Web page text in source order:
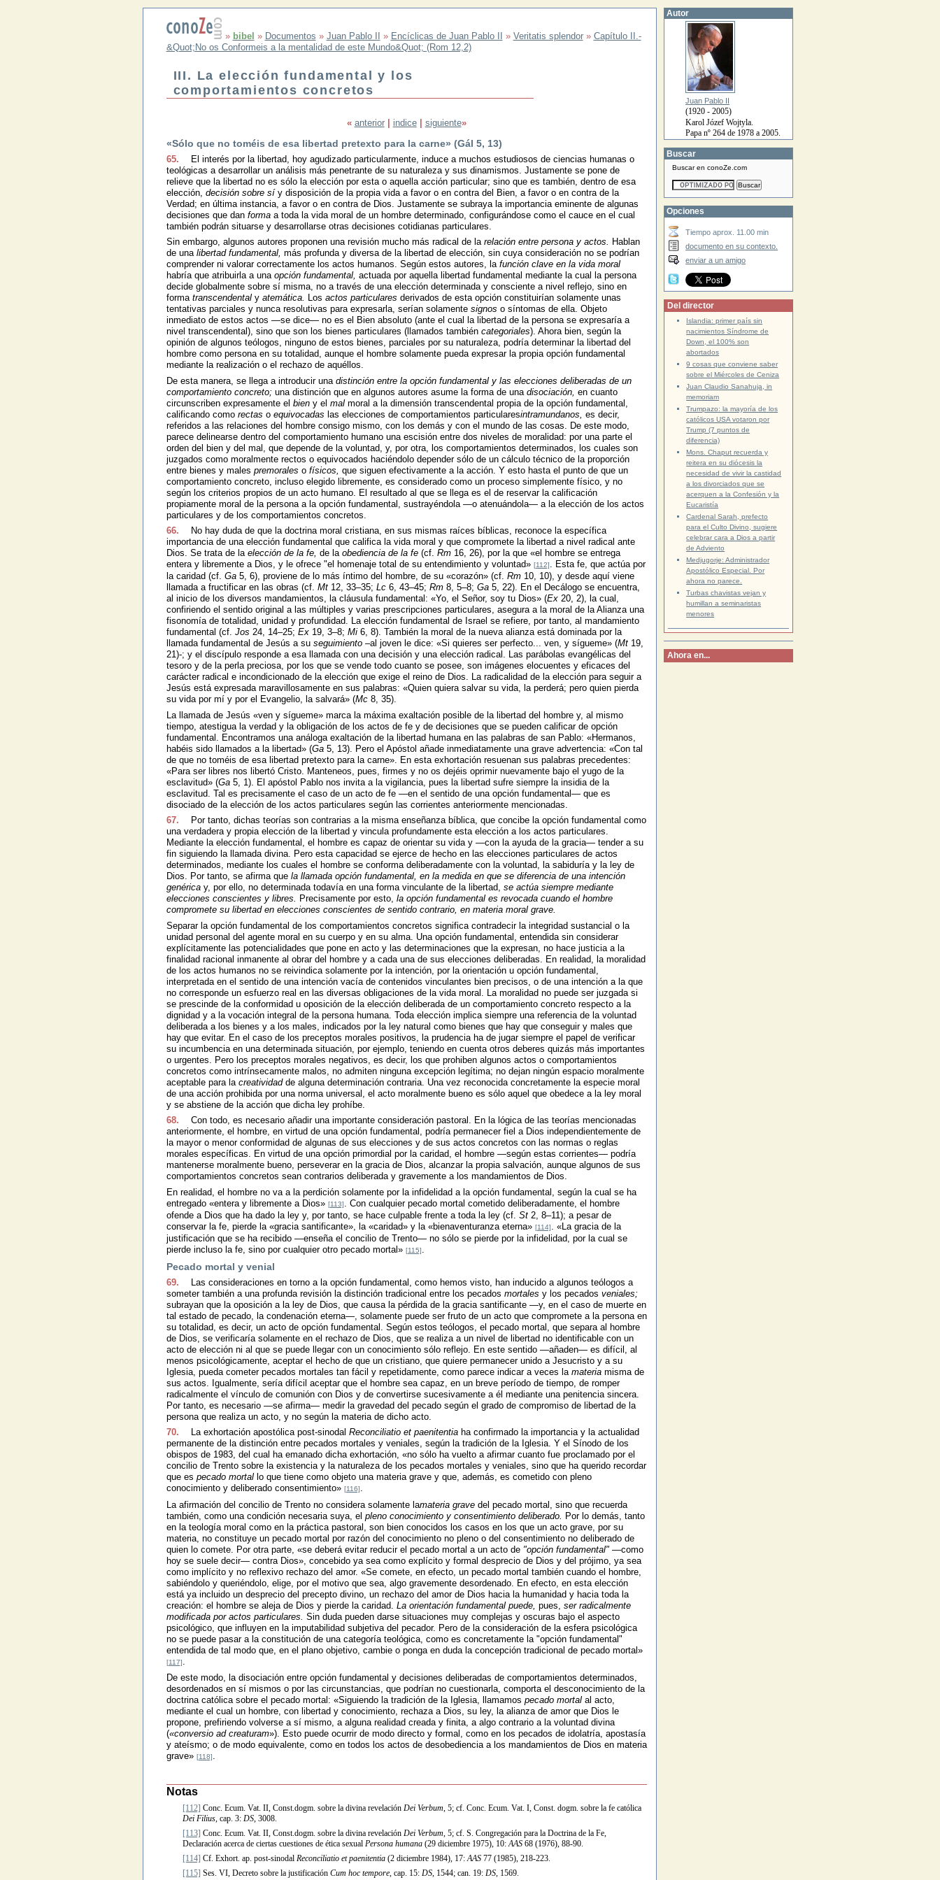
» bibel » Documentos » Juan Pablo II » Encíclicas de Juan Pablo II » Veritatis splendor» Capítulo II.-
&Quot;No os Conformeis a la mentalidad de este Mundo&Quot; (Rom 12,2)
III. La elección fundamental y los
comportamientos concretos
« anterior indice siguiente»
«Sólo que no toméis de esa libertad pretexto para la carne» (Gál 5, 13)
65.
El interés por la libertad, hoy agudizado particularmente, induce a muchos estudiosos de ciencias humanas o
teológicas a desarrollar un análisis más penetrante de su naturaleza y sus dinamismos. Justamente se pone de
relieve que la libertad no es sólo la elección por esta o aquella acción particular; sino que es también, dentro de esa
elección, decisión sobre síy disposición de la propia vida a favor o en contra del Bien, a favor o en contra de la
Verdad; en última instancia, a favor o en contra de Dios. Justamente se subraya la importancia eminente de algunas
decisiones que dan formaa toda la vida moral de un hombre determinado, configurándose como el cauce en el cual
también podrán situarse y desarrollarse otras decisiones cotidianas particulares.
Sin embargo, algunos autores proponen una revisión mucho más radical de la relación entre persona y actos. Hablan
de una libertad fundamental, más profunda y diversa de la libertad de elección, sin cuya consideración no se podrían
comprender ni valorar correctamente los actos humanos. Según estos autores, la función clave en la vida moral
habría que atribuirla a una opción fundamental, actuada por aquella libertad fundamental mediante la cual la persona
decide globalmente sobre sí misma, no a través de una elección determinada y consciente a nivel reflejo, sino en
forma transcendentaly atemática. Los actos particulares derivados de esta opción constituirían solamente unas
tentativas parciales y nunca resolutivas para expresarla, serían solamente signos o síntomas de ella. Objeto
inmediato de estos actos —se dice— no es el Bien absoluto (ante el cual la libertad de la persona se expresaría a
nivel transcendental), sino que son los bienes particulares (llamados también categoriales). Ahora bien, según la
opinión de algunos teólogos, ninguno de estos bienes, parciales por su naturaleza, podría determinar la libertad del
hombre como persona en su totalidad, aunque el hombre solamente pueda expresar la propia opción fundamental
mediante la realización o el rechazo de aquéllos.
De esta manera, se llega a introducir una distinción entre la opción fundamental y las elecciones deliberadas de un
comportamiento concreto; una distinción que en algunos autores asume la forma de una disociación, en cuanto
circunscriben expresamente el bieny el malmoral a la dimensión transcendental propia de la opción fundamental,
calificando como rectas o equivocadas las elecciones de comportamientos particularesintramundanos, es decir,
referidos a las relaciones del hombre consigo mismo, con los demás y con el mundo de las cosas. De este modo,
parece delinearse dentro del comportamiento humano una escisión entre dos niveles de moralidad: por una parte el
orden del bien y del mal, que depende de la voluntad, y, por otra, los comportamientos determinados, los cuales son
juzgados como moralmente rectos o equivocados haciéndolo depender sólo de un cálculo técnico de la proporción
entre bienes y males premorales o físicos, que siguen efectivamente a la acción. Y esto hasta el punto de que un
comportamiento concreto, incluso elegido libremente, es considerado como un proceso simplemente físico, y no
según los criterios propios de un acto humano. El resultado al que se llega es el de reservar la calificación
propiamente moral de la persona a la opción fundamental, sustrayéndola —o atenuándola— a la elección de los actos
particulares y de los comportamientos concretos.
66.
No hay duda de que la doctrina moral cristiana, en sus mismas raíces bíblicas, reconoce la específica
importancia de una elección fundamental que califica la vida moral y que compromete la libertad a nivel radical ante
Dios. Se trata de la elección de la fe, de la obediencia de la fe(cf. Rm16, 26), por la que «el hombre se entrega
entera y libremente a Dios, y le ofrece "el homenaje total de su entendimiento y voluntad» [112] . Esta fe, que actúa por
la caridad (cf. Ga5, 6), proviene de lo más íntimo del hombre, de su «corazón» (cf. Rm10, 10), y desde aquí viene
llamada a fructificar en las obras (cf. Mt12, 33–35; Lc6, 43–45; Rm8, 5–8; Ga5, 22). En el Decálogo se encuentra,
al inicio de los diversos mandamientos, la cláusula fundamental: «Yo, el Señor, soy tu Dios» (Ex20, 2), la cual,
confiriendo el sentido original a las múltiples y varias prescripciones particulares, asegura a la moral de la Alianza una
fisonomía de totalidad, unidad y profundidad. La elección fundamental de Israel se refiere, por tanto, al mandamiento
fundamental (cf. Jos 24, 14–25; Ex19, 3–8; Mi6, 8). También la moral de la nueva alianza está dominada por la
llamada fundamental de Jesús a su seguimiento–al joven le dice: «Si quieres ser perfecto... ven, y sígueme» (Mt19,
21)-; y el discípulo responde a esa llamada con una decisión y una elección radical. Las parábolas evangélicas del
tesoro y de la perla preciosa, por los que se vende todo cuanto se posee, son imágenes elocuentes y eficaces del
carácter radical e incondicionado de la elección que exige el reino de Dios. La radicalidad de la elección para seguir a
Jesús está expresada maravillosamente en sus palabras: «Quien quiera salvar su vida, la perderá; pero quien pierda
su vida por mí y por el Evangelio, la salvará» (Mc8, 35).
La llamada de Jesús «ven y sígueme» marca la máxima exaltación posible de la libertad del hombre y, al mismo
tiempo, atestigua la verdad y la obligación de los actos de fe y de decisiones que se pueden calificar de opción
fundamental. Encontramos una análoga exaltación de la libertad humana en las palabras de san Pablo: «Hermanos,
habéis sido llamados a la libertad» (Ga5, 13). Pero el Apóstol añade inmediatamente una grave advertencia: «Con tal
de que no toméis de esa libertad pretexto para la carne». En esta exhortación resuenan sus palabras precedentes:
«Para ser libres nos libertó Cristo. Manteneos, pues, firmes y no os dejéis oprimir nuevamente bajo el yugo de la
esclavitud» (Ga5, 1). El apóstol Pablo nos invita a la vigilancia, pues la libertad sufre siempre la insidia de la
esclavitud. Tal es precisamente el caso de un acto de fe —en el sentido de una opción fundamental— que es
disociado de la elección de los actos particulares según las corrientes anteriormente mencionadas.
67.
Por tanto, dichas teorías son contrarias a la misma enseñanza bíblica, que concibe la opción fundamental como
una verdadera y propia elección de la libertad y vincula profundamente esta elección a los actos particulares.
Mediante la elección fundamental, el hombre es capaz de orientar su vida y —con la ayuda de la gracia— tender a su
fin siguiendo la llamada divina. Pero esta capacidad se ejerce de hecho en las elecciones particulares de actos
determinados, mediante los cuales el hombre se conforma deliberadamente con la voluntad, la sabiduría y la ley de
Dios. Por tanto, se afirma que la llamada opción fundamental, en la medida en que se diferencia de una intención
genéricay, por ello, no determinada todavía en una forma vinculante de la libertad, se actúa siempre mediante
elecciones conscientes y libres. Precisamente por esto, la opción fundamental es revocada cuando el hombre
compromete su libertad en elecciones conscientes de sentido contrario, en materia moral grave.
Separar la opción fundamental de los comportamientos concretos significa contradecir la integridad sustancial o la
unidad personal del agente moral en su cuerpo y en su alma. Una opción fundamental, entendida sin considerar
explícitamente las potencialidades que pone en acto y las determinaciones que la expresan, no hace justicia a la
finalidad racional inmanente al obrar del hombre y a cada una de sus elecciones deliberadas. En realidad, la moralidad
de los actos humanos no se reivindica solamente por la intención, por la orientación u opción fundamental,
interpretada en el sentido de una intención vacía de contenidos vinculantes bien precisos, o de una intención a la que
no corresponde un esfuerzo real en las diversas obligaciones de la vida moral. La moralidad no puede ser juzgada si
se prescinde de la conformidad u oposición de la elección deliberada de un comportamiento concreto respecto a la
dignidad y a la vocación integral de la persona humana. Toda elección implica siempre una referencia de la voluntad
deliberada a los bienes y a los males, indicados por la ley natural como bienes que hay que conseguir y males que
hay que evitar. En el caso de los preceptos morales positivos, la prudencia ha de jugar siempre el papel de verificar
su incumbencia en una determinada situación, por ejemplo, teniendo en cuenta otros deberes quizás más importantes
o urgentes. Pero los preceptos morales negativos, es decir, los que prohiben algunos actos o comportamientos
concretos como intrínsecamente malos, no admiten ninguna excepción legítima; no dejan ningún espacio moralmente
aceptable para la creatividadde alguna determinación contraria. Una vez reconocida concretamente la especie moral
de una acción prohibida por una norma universal, el acto moralmente bueno es sólo aquel que obedece a la ley moral
y se abstiene de la acción que dicha ley prohíbe.
68.
Con todo, es necesario añadir una importante consideración pastoral. En la lógica de las teorías mencionadas
anteriormente, el hombre, en virtud de una opción fundamental, podría permanecer fiel a Dios independientemente de
la mayor o menor conformidad de algunas de sus elecciones y de sus actos concretos con las normas o reglas
morales específicas. En virtud de una opción primordial por la caridad, el hombre —según estas corrientes— podría
mantenerse moralmente bueno, perseverar en la gracia de Dios, alcanzar la propia salvación, aunque algunos de sus
comportamientos concretos sean contrarios deliberada y gravemente a los mandamientos de Dios.
En realidad, el hombre no va a la perdición solamente por la infidelidad a la opción fundamental, según la cual se ha
entregado «entera y libremente a Dios» [113]
. Con cualquier pecado mortal cometido deliberadamente, el hombre
ofende a Dios que ha dado la ley y, por tanto, se hace culpable frente a toda la ley (cf. St2, 8–11); a pesar de
conservar la fe, pierde la «gracia santificante», la «caridad» y la «bienaventuranza eterna» [114]
. «La gracia de la
justificación que se ha recibido —enseña el concilio de Trento— no sólo se pierde por la infidelidad, por la cual se
pierde incluso la fe, sino por cualquier otro pecado mortal» [115]
Pecado mortal y venial
69.
Las consideraciones en torno a la opción fundamental, como hemos visto, han inducido a algunos teólogos a
someter también a una profunda revisión la distinción tradicional entre los pecados mortales y los pecados veniales;
subrayan que la oposición a la ley de Dios, que causa la pérdida de la gracia santificante —y, en el caso de muerte en
tal estado de pecado, la condenación eterna—, solamente puede ser fruto de un acto que compromete a la persona en
su totalidad, es decir, un acto de opción fundamental. Según estos teólogos, el pecado mortal, que separa al hombre
de Dios, se verificaría solamente en el rechazo de Dios, que se realiza a un nivel de libertad no identificable con un
acto de elección ni al que se puede llegar con un conocimiento sólo reflejo. En este sentido —añaden— es difícil, al
menos psicológicamente, aceptar el hecho de que un cristiano, que quiere permanecer unido a Jesucristo y a su
Iglesia, pueda cometer pecados mortales tan fácil y repetidamente, como parece indicar a veces la materiamisma de
sus actos. Igualmente, sería difícil aceptar que el hombre sea capaz, en un breve período de tiempo, de romper
radicalmente el vínculo de comunión con Dios y de convertirse sucesivamente a él mediante una penitencia sincera.
Por tanto, es necesario —se afirma— medir la gravedad del pecado según el grado de compromiso de libertad de la
persona que realiza un acto, y no según la materia de dicho acto.
70.
La exhortación apostólica post-sinodal Reconciliatio et paenitentiaha confirmado la importancia y la actualidad
permanente de la distinción entre pecados mortales y veniales, según la tradición de la Iglesia. Y el Sínodo de los
obispos de 1983, del cual ha emanado dicha exhortación, «no sólo ha vuelto a afirmar cuanto fue proclamado por el
concilio de Trento sobre la existencia y la naturaleza de los pecados mortales y veniales, sino que ha querido recordar
que es pecado mortallo que tiene como objeto una materia grave y que, además, es cometido con pleno
conocimiento y deliberado consentimiento» [116].
La afirmación del concilio de Trento no considera solamente lamateria gravedel pecado mortal, sino que recuerda
también, como una condición necesaria suya, el pleno conocimiento y consentimiento deliberado. Por lo demás, tanto
en la teología moral como en la práctica pastoral, son bien conocidos los casos en los que un acto grave, por su
materia, no constituye un pecado mortal por razón del conocimiento no pleno o del consentimiento no deliberado de
quien lo comete. Por otra parte, «se deberá evitar reducir el pecado mortal a un acto de "opción fundamental"—como
hoy se suele decir— contra Dios», concebido ya sea como explícito y formal desprecio de Dios y del prójimo, ya sea
como implícito y no reflexivo rechazo del amor. «Se comete, en efecto, un pecado mortal también cuando el hombre,
sabiéndolo y queriéndolo, elige, por el motivo que sea, algo gravemente desordenado. En efecto, en esta elección
está ya incluido un desprecio del precepto divino, un rechazo del amor de Dios hacia la humanidad y hacia toda la
creación: el hombre se aleja de Dios y pierde la caridad. La orientación fundamental puede, pues, ser radicalmente
modificada por actos particulares. Sin duda pueden darse situaciones muy complejas y oscuras bajo el aspecto
psicológico, que influyen en la imputabilidad subjetiva del pecador. Pero de la consideración de la esfera psicológica
no se puede pasar a la constitución de una categoría teológica, como es concretamente la "opción fundamental"
entendida de tal modo que, en el plano objetivo, cambie o ponga en duda la concepción tradicional de pecado mortal»
[117]
De este modo, la disociación entre opción fundamental y decisiones deliberadas de comportamientos determinados,
desordenados en sí mismos o por las circunstancias, que podrían no cuestionarla, comporta el desconocimiento de la
doctrina católica sobre el pecado mortal: «Siguiendo la tradición de la Iglesia, llamamos pecado mortalal acto,
mediante el cual un hombre, con libertad y conocimiento, rechaza a Dios, su ley, la alianza de amor que Dios le
propone, prefiriendo volverse a sí mismo, a alguna realidad creada y finita, a algo contrario a la voluntad divina
(«conversio ad creaturam»). Esto puede ocurrir de modo directo y formal, como en los pecados de idolatría, apostasía
y ateísmo; o de modo equivalente, como en todos los actos de desobediencia a los mandamientos de Dios en materia
grave» [118].
Notas
[112] Conc. Ecum. Vat. II, Const.dogm. sobre la divina revelación Dei Verbum, 5; cf. Conc. Ecum. Vat. I, Const. dogm. sobre la fe católica
Dei Filius, cap. 3: DS, 3008.
[113] Conc. Ecum. Vat. II, Const.dogm. sobre la divina revelación Dei Verbum, 5; cf. S. Congregación para la Doctrina de la Fe,
Declaración acerca de ciertas cuestiones de ética sexual Persona humana(29 diciembre 1975), 10:AAS68 (1976), 88-90.
[114] Cf. Exhort. ap. post-sinodal Reconciliatio et paenitentia(2 diciembre 1984), 17:AAS77 (1985), 218-223.
[115] Ses. VI, Decreto sobre la justificación Cum hoc tempore, cap. 15: DS, 1544; can. 19: DS, 1569.
Autor
Juan Pablo II
(1920 - 2005)
Karol Józef Wojtyla.
Papa nº 264 de 1978 a 2005.
Buscar
Buscar en conoZe.com
Opciones
Tiempo aprox. 11.00 min
documento en su contexto.
enviar a un amigo
Del director
Islandia: primer país sin
nacimientos Síndrome de
Down, el 100% son
abortados
9 cosas que conviene saber
sobre el Miércoles de Ceniza
Juan Claudio Sanahuja, in
memoriam
Trumpazo: la mayoría de los
católicos USA votaron por
Trump (7 puntos de
diferencia)
Mons. Chaput recuerda y
reitera en su diócesis la
necesidad de vivir la castidad
a los divorciados que se
acerquen a la Confesión y la
Eucaristía
Cardenal Sarah, prefecto
para el Culto Divino, sugiere
celebrar cara a Dios a partir
de Adviento
Medjugorje: Administrador
Apostólico Especial. Por
ahora no parece.
Turbas chavistas vejan y
humillan a seminaristas
menores
Ahora en...